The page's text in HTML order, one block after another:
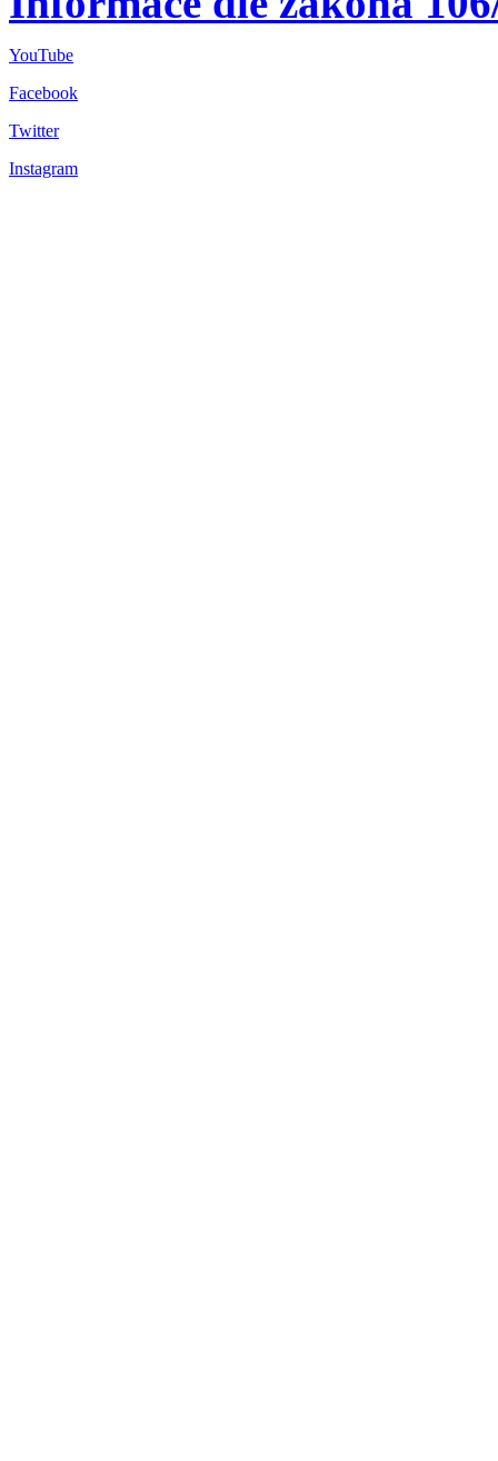
YouTube
Facebook
Twitter
Instagram